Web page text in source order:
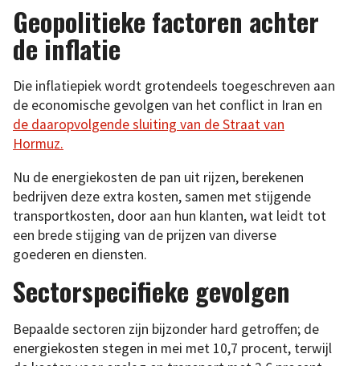
Geopolitieke factoren achter
de inflatie
Die inflatiepiek wordt grotendeels toegeschreven aan
de economische gevolgen van het conflict in Iran en
de daaropvolgende sluiting van de Straat van
Hormuz.
Nu de energiekosten de pan uit rijzen, berekenen
bedrijven deze extra kosten, samen met stijgende
transportkosten, door aan hun klanten, wat leidt tot
een brede stijging van de prijzen van diverse
goederen en diensten.
Sectorspecifieke gevolgen
Bepaalde sectoren zijn bijzonder hard getroffen; de
energiekosten stegen in mei met 10,7 procent, terwijl